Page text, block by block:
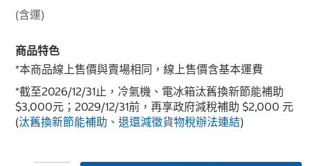
(含運)
商品特色
*本商品線上售價與賣場相同，線上售價含基本運費
*截至2026/12/31止，冷氣機、電冰箱汰舊換新節能補助
$3,000元；2029/12/31前，再享政府減稅補助 $2,000 元
(汰舊換新節能補助、退還減徵貨物稅辦法連結)